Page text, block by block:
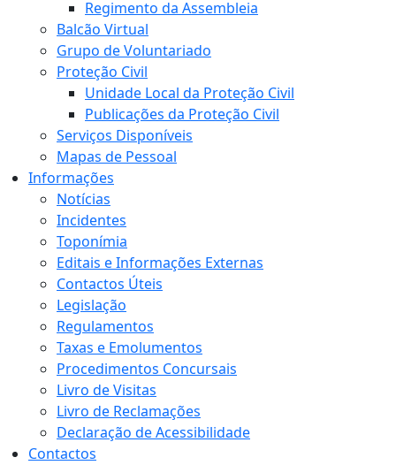
Regimento da Assembleia
Balcão Virtual
Grupo de Voluntariado
Proteção Civil
Unidade Local da Proteção Civil
Publicações da Proteção Civil
Serviços Disponíveis
Mapas de Pessoal
Informações
Notícias
Incidentes
Toponímia
Editais e Informações Externas
Contactos Úteis
Legislação
Regulamentos
Taxas e Emolumentos
Procedimentos Concursais
Livro de Visitas
Livro de Reclamações
Declaração de Acessibilidade
Contactos